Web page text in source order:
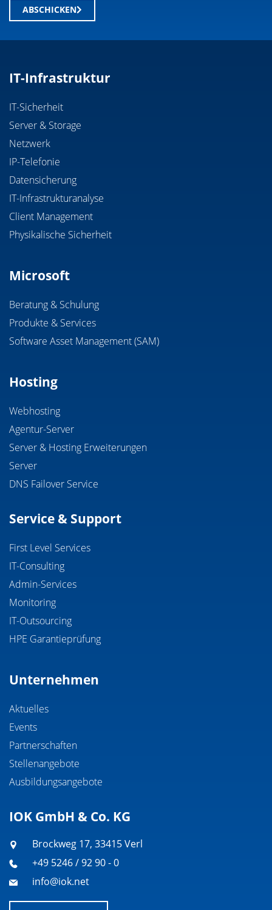
ABSCHICKEN
IT-Infrastruktur
IT-Sicherheit
Server & Storage
Netzwerk
IP-Telefonie
Datensicherung
IT-Infrastrukturanalyse
Client Management
Physikalische Sicherheit
Microsoft
Beratung & Schulung
Produkte & Services
Software Asset Management (SAM)
Hosting
Webhosting
Agentur-Server
Server & Hosting Erweiterungen
Server
DNS Failover Service
Service & Support
First Level Services
IT-Consulting
Admin-Services
Monitoring
IT-Outsourcing
HPE Garantieprüfung
Unternehmen
Aktuelles
Events
Partnerschaften
Stellenangebote
Ausbildungsangebote
IOK GmbH & Co. KG
Brockweg 17, 33415 Verl
+49 5246 / 92 90 - 0
info@iok.net